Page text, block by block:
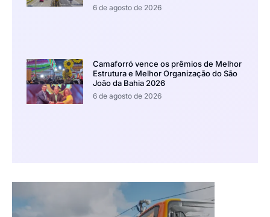
6 de agosto de 2026
Camaforró vence os prêmios de Melhor
Estrutura e Melhor Organização do São
João da Bahia 2026
6 de agosto de 2026